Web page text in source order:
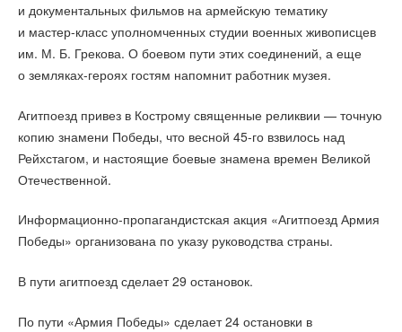
и документальных фильмов на армейскую тематику
и мастер-класс уполномченных студии военных живописцев
им. М. Б. Грекова. О боевом пути этих соединений, а еще
о земляках-героях гостям напомнит работник музея.
Агитпоезд привез в Кострому священные реликвии — точную
копию знамени Победы, что весной 45-го взвилось над
Рейхстагом, и настоящие боевые знамена времен Великой
Отечественной.
Информационно-пропагандистская акция «Агитпоезд Армия
Победы» организована по указу руководства страны.
В пути агитпоезд сделает 29 остановок.
По пути «Армия Победы» сделает 24 остановки в